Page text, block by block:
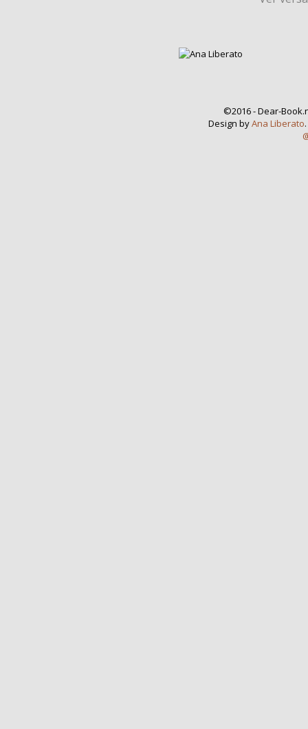
©2016 - Dear-
Design byAna Liberato